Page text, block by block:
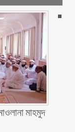
মাহমুদ